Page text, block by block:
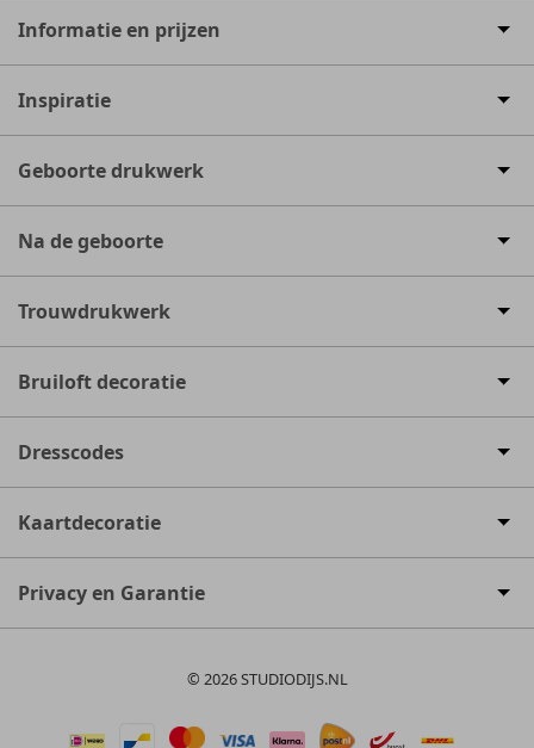
Informatie en prijzen
Inspiratie
Geboorte drukwerk
Na de geboorte
Trouwdrukwerk
Bruiloft decoratie
Dresscodes
Kaartdecoratie
Privacy en Garantie
© 2026 STUDIODIJS.NL